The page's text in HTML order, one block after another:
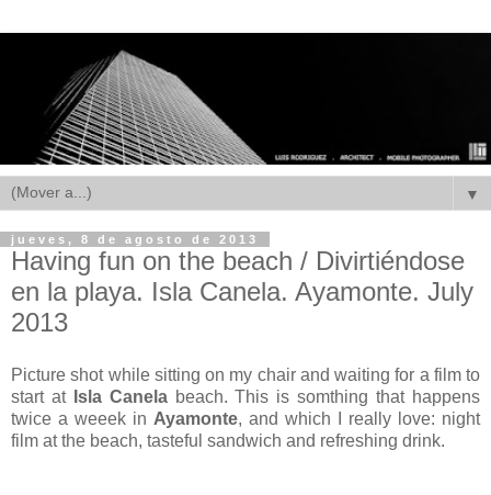
▼
jueves, 8 de agosto de 2013
Having fun on the beach / Divirtiéndose
en la playa. Isla Canela. Ayamonte. July
2013
Picture shot while sitting on my chair and waiting for a film to
start at Isla Canelabeach. This is somthing that happens
twice a weeek in Ayamonte, and which I really love: night
film at the beach, tasteful sandwich and refreshing drink.